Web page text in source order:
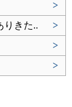
>
りきた..
>
>
>